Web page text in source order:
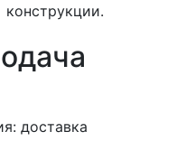
конструкции.
доставка